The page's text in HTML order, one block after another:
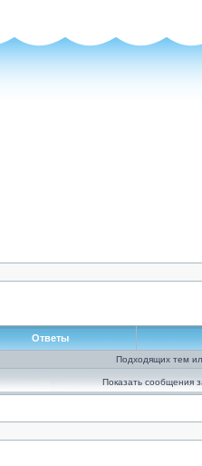
Ответы
Подходящих тем
Показать сообщения